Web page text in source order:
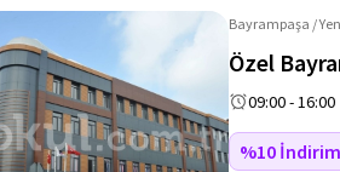
Bayrampaşa /
Özel
09:00 - 16:00
%10 İndirim